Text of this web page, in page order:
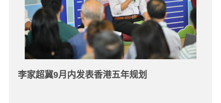
李家超冀9月内发表香港五年规划